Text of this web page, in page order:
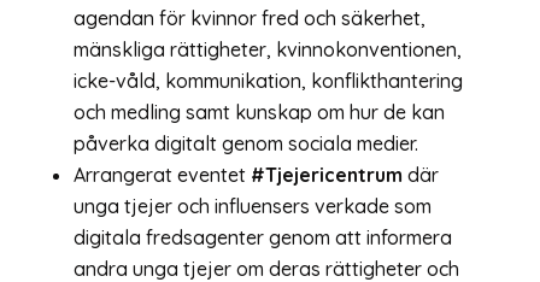
agendan för kvinnor fred och säkerhet,
mänskliga rättigheter, kvinnokonventionen,
icke-våld, kommunikation, konflikthantering
och medling samt kunskap om hur de kan
påverka digitalt genom sociala medier.
Arrangerat eventet #Tjejericentrum där
unga tjejer och influensers verkade som
digitala fredsagenter genom att informera
andra unga tjejer om deras rättigheter och